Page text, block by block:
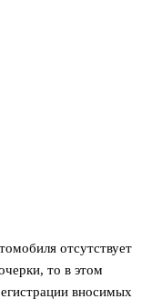
отсутствует
то в этом
вносимых